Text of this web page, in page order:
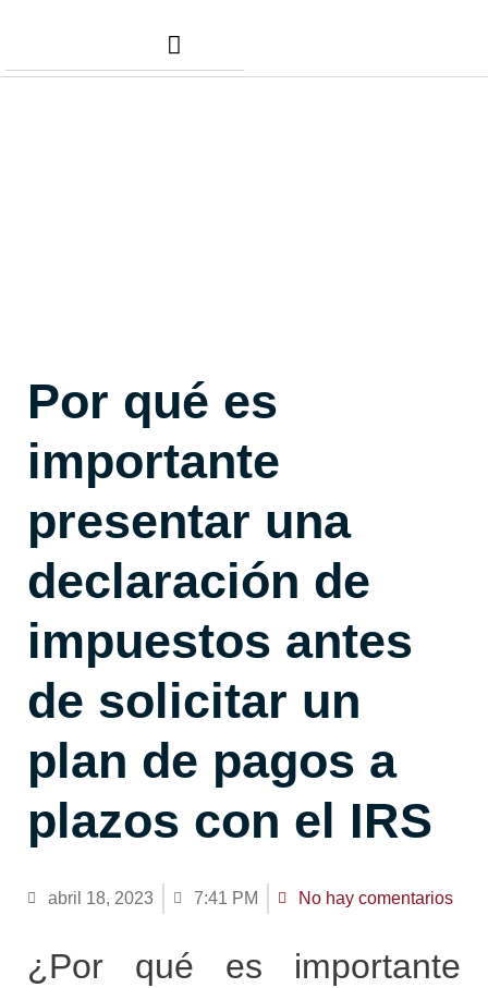
Por qué es
importante
presentar una
declaración de
impuestos antes
de solicitar un
plan de pagos a
plazos con el IRS
abril 18, 2023 7:41 PM No hay comentarios
¿Por qué es importante